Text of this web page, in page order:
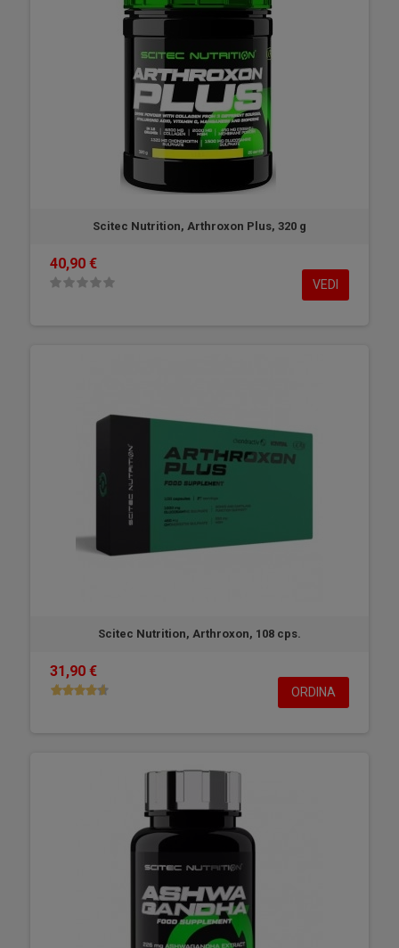
Scitec Nutrition, Arthroxon Plus, 320 g
40,90 €
VEDI
Scitec Nutrition, Arthroxon, 108 cps.
31,90 €
ORDINA